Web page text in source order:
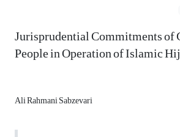
Jurisprudential Commitments of
People in Operation of Islamic
Ali Rahmani Sabzevari